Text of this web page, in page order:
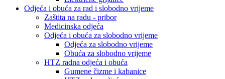
Odjeća i obuća za rad i slobodno vrijeme
Zaštita na radu - pribor
Medicinska odjeća
Odjeća i obuća za slobodno vrijeme
Odjeća za slobodno vrijeme
Obuća za slobodno vrijeme
HTZ radna odjeća i obuća
Gumene čizme i kabanice